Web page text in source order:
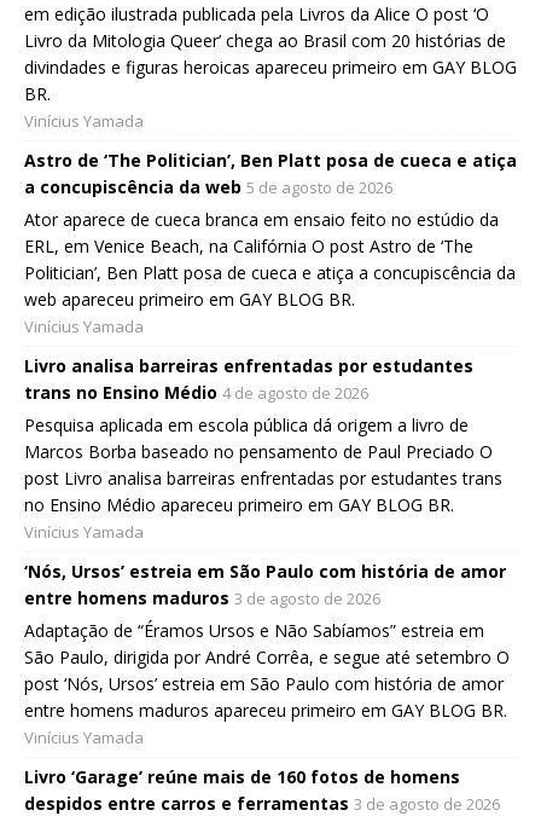
em edição ilustrada publicada pela Livros da Alice O post ‘O
Livro da Mitologia Queer’ chega ao Brasil com 20 histórias de
divindades e figuras heroicas apareceu primeiro em GAY BLOG
BR.
Vinícius Yamada
Astro de ‘The Politician’, Ben Platt posa de cueca e atiça
a concupiscência da web 5 de agosto de 2026
Ator aparece de cueca branca em ensaio feito no estúdio da
ERL, em Venice Beach, na Califórnia O post Astro de ‘The
Politician’, Ben Platt posa de cueca e atiça a concupiscência da
web apareceu primeiro em GAY BLOG BR.
Vinícius Yamada
Livro analisa barreiras enfrentadas por estudantes
trans no Ensino Médio 4 de agosto de 2026
Pesquisa aplicada em escola pública dá origem a livro de
Marcos Borba baseado no pensamento de Paul Preciado O
post Livro analisa barreiras enfrentadas por estudantes trans
no Ensino Médio apareceu primeiro em GAY BLOG BR.
Vinícius Yamada
‘Nós, Ursos’ estreia em São Paulo com história de amor
entre homens maduros 3 de agosto de 2026
Adaptação de “Éramos Ursos e Não Sabíamos” estreia em
São Paulo, dirigida por André Corrêa, e segue até setembro O
post ‘Nós, Ursos’ estreia em São Paulo com história de amor
entre homens maduros apareceu primeiro em GAY BLOG BR.
Vinícius Yamada
Livro ‘Garage’ reúne mais de 160 fotos de homens
despidos entre carros e ferramentas 3 de agosto de 2026